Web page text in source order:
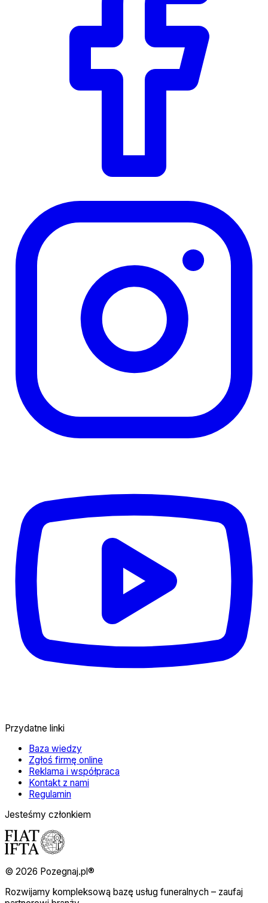
Przydatne linki
Baza wiedzy
Zgłoś firmę online
Reklama i współpraca
Kontakt z nami
Regulamin
Jesteśmy członkiem
© 2026 Pozegnaj.pl®
Rozwijamy kompleksową bazę usług funeralnych – zaufaj